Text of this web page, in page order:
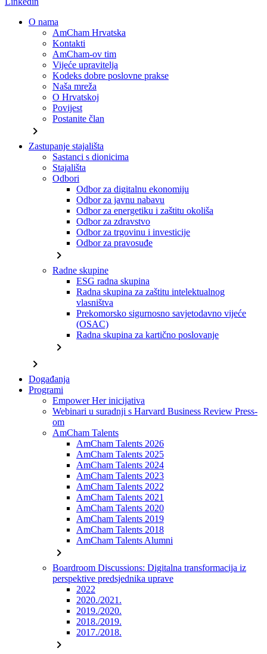
O nama
AmCham Hrvatska
Kontakti
AmCham-ov tim
Vijeće upravitelja
Kodeks dobre poslovne prakse
Naša mreža
O Hrvatskoj
Povijest
Postanite član
chevron_right
Zastupanje stajališta
Sastanci s dionicima
Stajališta
Odbori
Odbor za digitalnu ekonomiju
Odbor za javnu nabavu
Odbor za energetiku i zaštitu okoliša
Odbor za zdravstvo
Odbor za trgovinu i investicije
Odbor za pravosuđe
chevron_right
Radne skupine
ESG radna skupina
Radna skupina za zaštitu intelektualnog
vlasništva
Prekomorsko sigurnosno savjetodavno vijeće
(OSAC)
Radna skupina za kartično poslovanje
chevron_right
chevron_right
Događanja
Programi
Empower Her inicijativa
Webinari u suradnji s Harvard Business Review Press-
om
AmCham Talents
AmCham Talents 2026
AmCham Talents 2025
AmCham Talents 2024
AmCham Talents 2023
AmCham Talents 2022
AmCham Talents 2021
AmCham Talents 2020
AmCham Talents 2019
AmCham Talents 2018
AmCham Talents Alumni
chevron_right
Boardroom Discussions: Digitalna transformacija iz
perspektive predsjednika uprave
2022
2020./2021.
2019./2020.
2018./2019.
2017./2018.
chevron_right